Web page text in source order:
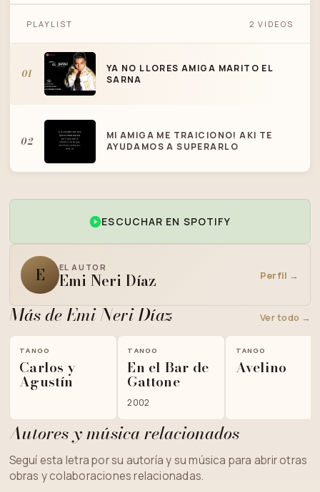
YA NO LLORES AMIGA MARITO EL SARNA
PLAYLIST 2 VIDEOS
01
YA NO LLORES AMIGA MARITO EL
SARNA
02
MI AMIGA ME TRAICIONO! AKI TE
AYUDAMOS A SUPERARLO
ESCUCHAR EN SPOTIFY
E EL AUTOR
Emi Neri Díaz Perfil →
Más de Emi Neri Díaz Ver todo →
TANGO
Carlos y
Agustín
TANGO
En el Bar de
Gattone
2002
TANGO
Avelino
Autores y música relacionados
Seguí esta letra por su autoría y su música para abrir otras
obras y colaboraciones relacionadas.